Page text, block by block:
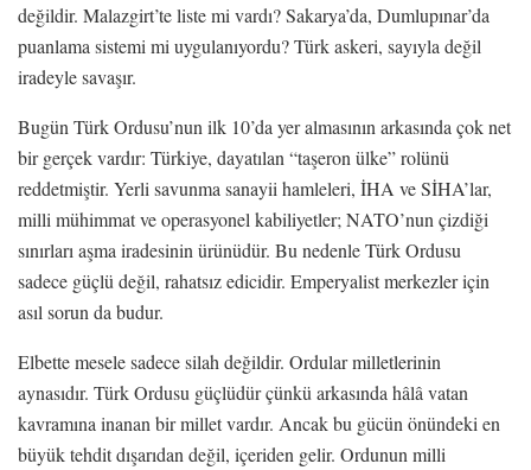
değildir. Malazgirt’te liste mi vardı? Sakarya’da, Dumlupınar’da
puanlama sistemi mi uygulanıyordu? Türk askeri, sayıyla değil
iradeyle savaşır.
Bugün Türk Ordusu’nun ilk 10’da yer almasının arkasında çok net
bir gerçek vardır: Türkiye, dayatılan “taşeron ülke” rolünü
reddetmiştir. Yerli savunma sanayii hamleleri, İHA ve SİHA’lar,
milli mühimmat ve operasyonel kabiliyetler; NATO’nun çizdiği
sınırları aşma iradesinin ürünüdür. Bu nedenle Türk Ordusu
sadece güçlü değil, rahatsız edicidir. Emperyalist merkezler için
asıl sorun da budur.
Elbette mesele sadece silah değildir. Ordular milletlerinin
aynasıdır. Türk Ordusu güçlüdür çünkü arkasında hâlâ vatan
kavramına inanan bir millet vardır. Ancak bu gücün önündeki en
büyük tehdit dışarıdan değil, içeriden gelir. Ordunun milli